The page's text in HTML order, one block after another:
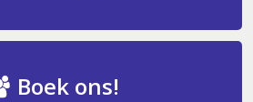
Boek ons!